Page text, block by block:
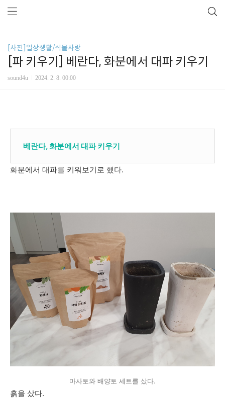
[사진]일상생활/식물사랑
[파 키우기] 베란다, 화분에서 대파 키우기
sound4u 2024. 2. 8. 00:00
베란다, 화분에서 대파 키우기
화분에서 대파를 키워보기로 했다.
마사토와 배양토 세트를 샀다.
흙을 샀다.